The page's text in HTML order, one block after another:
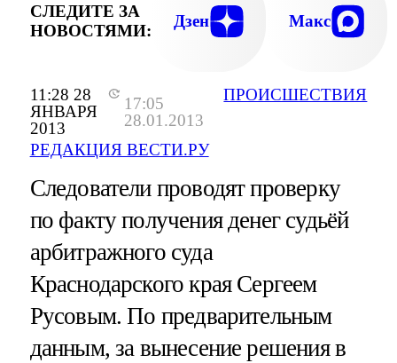
11:28 28
ЯНВАРЯ
2013
17:05
28.01.2013
РЕДАКЦИЯ ВЕСТИ.РУ
ПРОИСШЕСТВИЯ
СЛЕДИТЕ ЗА
НОВОСТЯМИ:
Дзен Макс
Следователи проводят проверку
по факту получения денег судьёй
арбитражного суда
Краснодарского края Сергеем
Русовым. По предварительным
данным, за вынесение решения в